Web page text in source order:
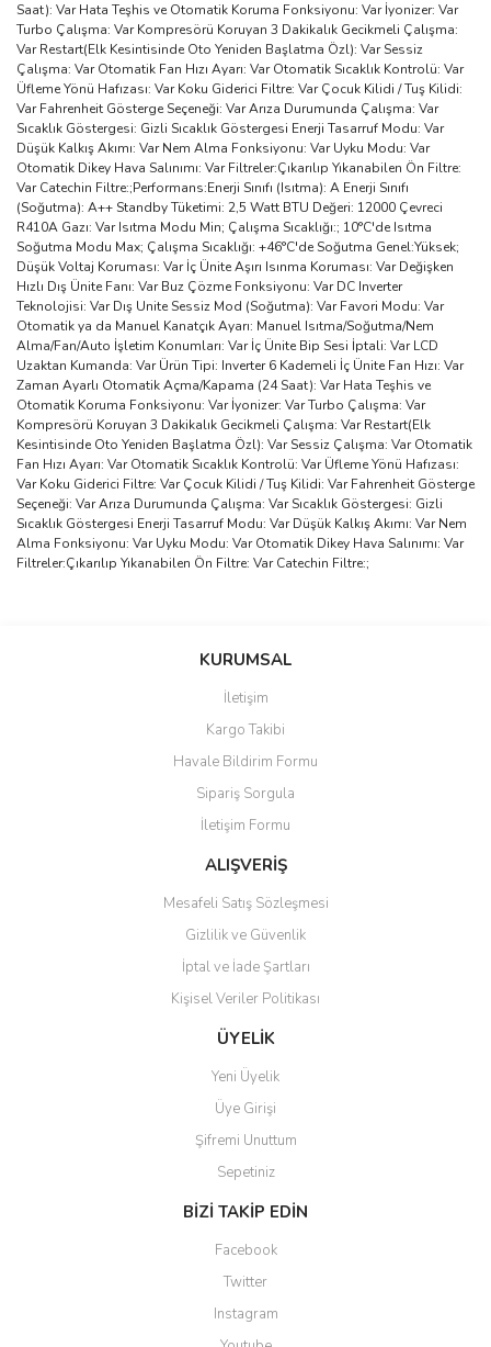
Saat): Var Hata Teşhis ve Otomatik Koruma Fonksiyonu: Var İyonizer: Var
Turbo Çalışma: Var Kompresörü Koruyan 3 Dakikalık Gecikmeli Çalışma:
Var Restart(Elk Kesintisinde Oto Yeniden Başlatma Özl): Var Sessiz
Çalışma: Var Otomatik Fan Hızı Ayarı: Var Otomatik Sıcaklık Kontrolü: Var
Üfleme Yönü Hafızası: Var Koku Giderici Filtre: Var Çocuk Kilidi / Tuş Kilidi:
Var Fahrenheit Gösterge Seçeneği: Var Arıza Durumunda Çalışma: Var
Sıcaklık Göstergesi: Gizli Sıcaklık Göstergesi Enerji Tasarruf Modu: Var
Düşük Kalkış Akımı: Var Nem Alma Fonksiyonu: Var Uyku Modu: Var
Otomatik Dikey Hava Salınımı: Var Filtreler:Çıkarılıp Yıkanabilen Ön Filtre:
Var Catechin Filtre:;Performans:Enerji Sınıfı (Isıtma): A Enerji Sınıfı
(Soğutma): A++ Standby Tüketimi: 2,5 Watt BTU Değeri: 12000 Çevreci
R410A Gazı: Var Isıtma Modu Min; Çalışma Sıcaklığı:; 10°C'de Isıtma
Soğutma Modu Max; Çalışma Sıcaklığı: +46°C'de Soğutma Genel:Yüksek;
Düşük Voltaj Koruması: Var İç Ünite Aşırı Isınma Koruması: Var Değişken
Hızlı Dış Ünite Fanı: Var Buz Çözme Fonksiyonu: Var DC Inverter
Teknolojisi: Var Dış Unite Sessiz Mod (Soğutma): Var Favori Modu: Var
Otomatik ya da Manuel Kanatçık Ayarı: Manuel Isıtma/Soğutma/Nem
Alma/Fan/Auto İşletim Konumları: Var İç Ünite Bip Sesi İptali: Var LCD
Uzaktan Kumanda: Var Ürün Tipi: Inverter 6 Kademeli İç Ünite Fan Hızı: Var
Zaman Ayarlı Otomatik Açma/Kapama (24 Saat): Var Hata Teşhis ve
Otomatik Koruma Fonksiyonu: Var İyonizer: Var Turbo Çalışma: Var
Kompresörü Koruyan 3 Dakikalık Gecikmeli Çalışma: Var Restart(Elk
Kesintisinde Oto Yeniden Başlatma Özl): Var Sessiz Çalışma: Var Otomatik
Fan Hızı Ayarı: Var Otomatik Sıcaklık Kontrolü: Var Üfleme Yönü Hafızası:
Var Koku Giderici Filtre: Var Çocuk Kilidi / Tuş Kilidi: Var Fahrenheit Gösterge
Seçeneği: Var Arıza Durumunda Çalışma: Var Sıcaklık Göstergesi: Gizli
Sıcaklık Göstergesi Enerji Tasarruf Modu: Var Düşük Kalkış Akımı: Var Nem
Alma Fonksiyonu: Var Uyku Modu: Var Otomatik Dikey Hava Salınımı: Var
Filtreler:Çıkarılıp Yıkanabilen Ön Filtre: Var Catechin Filtre:;
Bu ürüne ilk yorumu siz yapın!
Ürün resmi kalitesiz, bozuk veya görüntülenemiyor.
Ürün açıklamasında eksik bilgiler bulunuyor.
Ürün bilgilerinde hatalar bulunuyor.
Ürün fiyatı diğer sitelerden daha pahalı.
Bu ürüne benzer farklı alternatifler olmalı.
Gönder
KURUMSAL
İletişim
Kargo Takibi
Havale Bildirim Formu
Sipariş Sorgula
İletişim Formu
ALIŞVERİŞ
Mesafeli Satış Sözleşmesi
Gizlilik ve Güvenlik
İptal ve İade Şartları
Kişisel Veriler Politikası
ÜYELİK
Yeni Üyelik
Üye Girişi
Şifremi Unuttum
Sepetiniz
BİZİ TAKİP EDİN
Facebook
Twitter
Instagram